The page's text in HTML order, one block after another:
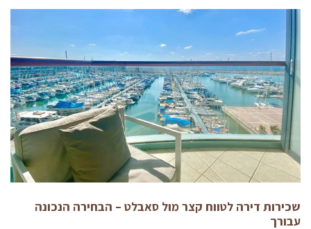
שכירות דירה לטווח קצר מול סאבלט – הבחירה הנכונה
עבורך